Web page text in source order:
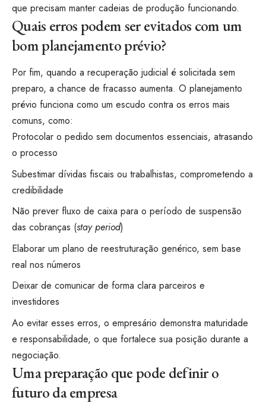
que precisam manter cadeias de produção funcionando.
Quais erros podem ser evitados com um
bom planejamento prévio?
Por fim, quando a recuperação judicial é solicitada sem
preparo, a chance de fracasso aumenta. O planejamento
prévio funciona como um escudo contra os erros mais
comuns, como:
Protocolar o pedido sem documentos essenciais, atrasando
o processo
Subestimar dívidas fiscais ou trabalhistas, comprometendo a
credibilidade
Não prever fluxo de caixa para o período de suspensão
das cobranças (stay period)
Elaborar um plano de reestruturação genérico, sem base
real nos números
Deixar de comunicar de forma clara parceiros e
investidores
Ao evitar esses erros, o empresário demonstra maturidade
e responsabilidade, o que fortalece sua posição durante a
negociação.
Uma preparação que pode definir o
futuro da empresa